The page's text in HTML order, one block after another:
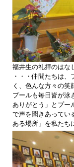
福井生の礼拝のはな
・・・仲間たちは
く、色んな方々の笑
プールも毎日皆が泳
ありがとう」とプー
で声を聞きあってい
ある場所」を私たち